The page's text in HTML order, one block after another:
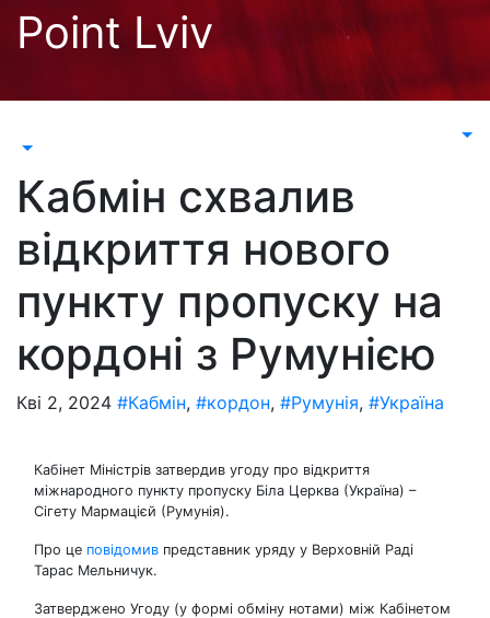
Перейти
Point Lviv
Кабмін схвалив
відкриття нового
пункту пропуску на
кордоні з Румунією
Кві 2, 2024 #Кабмін, #кордон, #Румунія, #Україна
Кабінет Міністрів затвердив угоду про відкриття
міжнародного пункту пропуску Біла Церква (Україна) –
Сігету Мармацієй (Румунія).
Про це повідомив представник уряду у Верховній Раді
Тарас Мельничук.
Затверджено Угоду (у формі обміну нотами) між Кабінетом